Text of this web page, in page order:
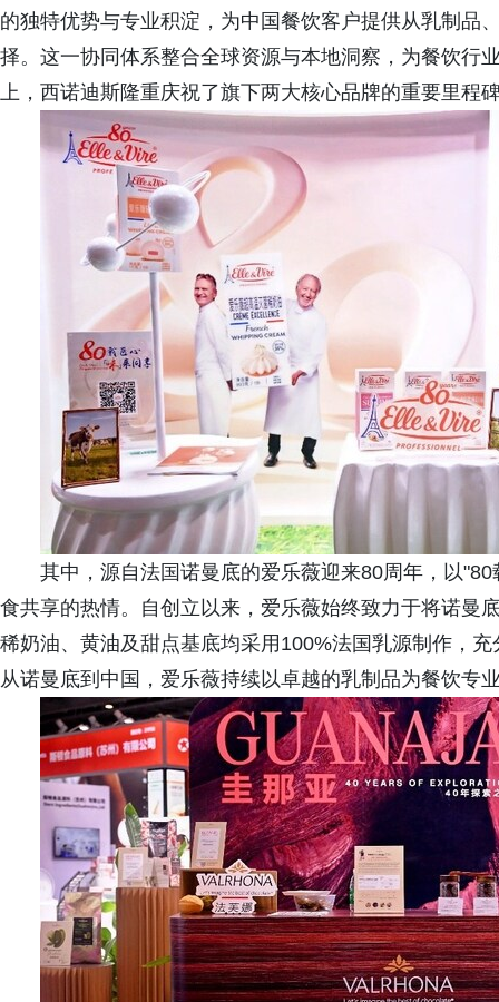
的独特优势与专业积淀，为中国餐饮客户提供从乳制品
择。这一协同体系整合全球资源与本地洞察，为餐饮行
上，西诺迪斯隆重庆祝了旗下两大核心品牌的重要里程
其中，源自法国诺曼底的爱乐薇迎来80周年，以
食共享的热情。自创立以来，爱乐薇始终致力于将诺曼
稀奶油、黄油及甜点基底均采用100%法国乳源制作，
从诺曼底到中国，爱乐薇持续以卓越的乳制品为餐饮专